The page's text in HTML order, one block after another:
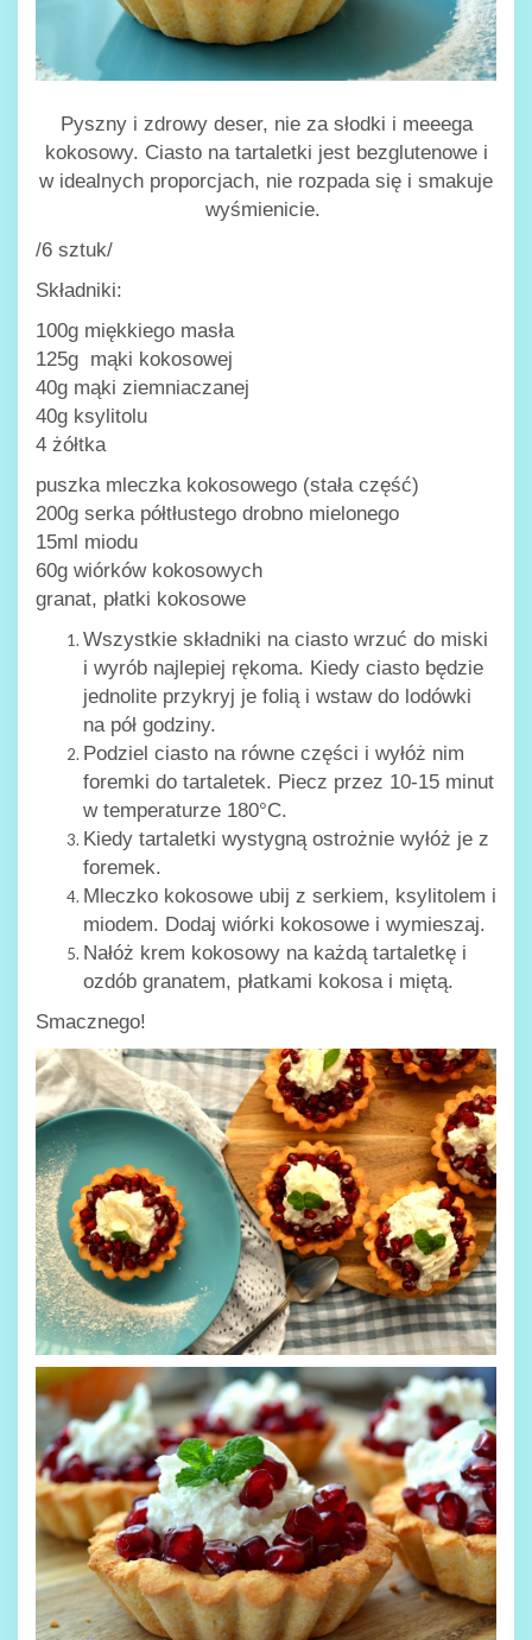
Pyszny i zdrowy deser, nie za słodki i meeega
kokosowy. Ciasto na tartaletki jest bezglutenowe i
w idealnych proporcjach, nie rozpada się i smakuje
wyśmienicie.
/6 sztuk/
Składniki:
100g miękkiego masła
125g mąki kokosowej
40g mąki ziemniaczanej
40g ksylitolu
4 żółtka
puszka mleczka kokosowego (stała część)
200g serka półtłustego drobno mielonego
15ml miodu
60g wiórków kokosowych
granat, płatki kokosowe
Wszystkie składniki na ciasto wrzuć do miski
i wyrób najlepiej rękoma. Kiedy ciasto będzie
jednolite przykryj je folią i wstaw do lodówki
na pół godziny.
Podziel ciasto na równe części i wyłóż nim
foremki do tartaletek. Piecz przez 10-15 minut
w temperaturze 180°C.
Kiedy tartaletki wystygną ostrożnie wyłóż je z
foremek.
Mleczko kokosowe ubij z serkiem, ksylitolem i
miodem. Dodaj wiórki kokosowe i wymieszaj.
Nałóż krem kokosowy na każdą tartaletkę i
ozdób granatem, płatkami kokosa i miętą.
Smacznego!